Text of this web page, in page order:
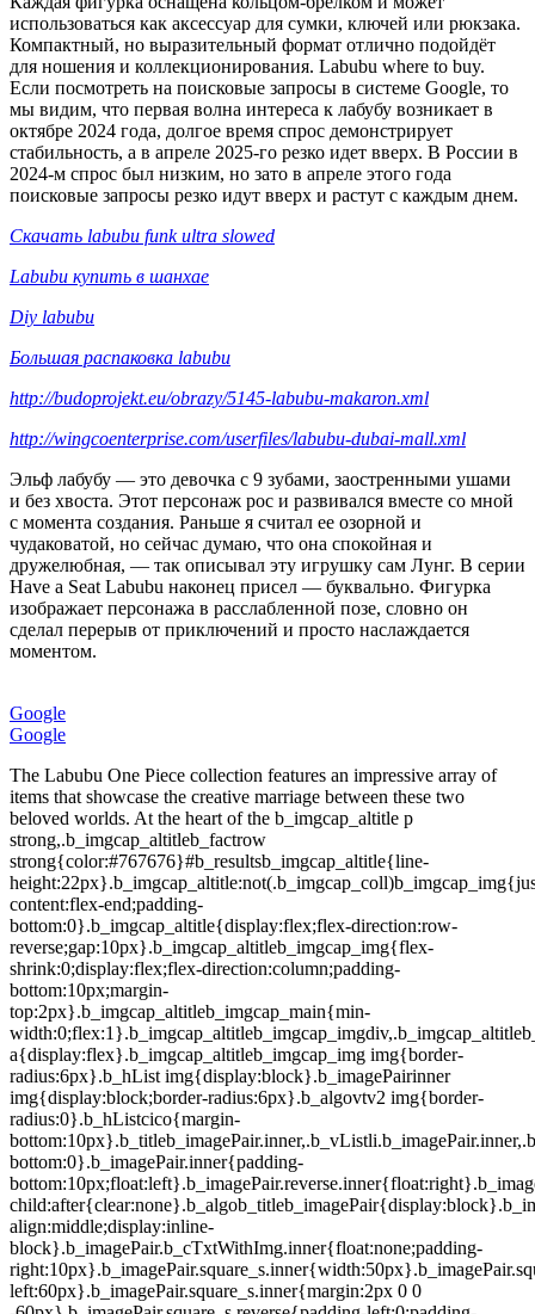
использоваться как аксессуар для сумки, ключей или рюкзака.
Компактный, но выразительный формат отлично подойдёт
для ношения и коллекционирования. Labubu where to buy.
Если посмотреть на поисковые запросы в системе Google, то
мы видим, что первая волна интереса к лабубу возникает в
октябре 2024 года, долгое время спрос демонстрирует
стабильность, а в апреле 2025-го резко идет вверх. В России в
2024-м спрос был низким, но зато в апреле этого года
поисковые запросы резко идут вверх и растут с каждым днем.
Скачать labubu funk ultra slowed
Labubu купить в шанхае
Diy labubu
Большая распаковка labubu
http://budoprojekt.eu/obrazy/5145-labubu-makaron.xml
http://wingcoenterprise.com/userfiles/labubu-dubai-mall.xml
Эльф лабубу — это девочка с 9 зубами, заостренными ушами
и без хвоста. Этот персонаж рос и развивался вместе со мной
с момента создания. Раньше я считал ее озорной и
чудаковатой, но сейчас думаю, что она спокойная и
дружелюбная, — так описывал эту игрушку сам Лунг. В серии
Have a Seat Labubu наконец присел — буквально. Фигурка
изображает персонажа в расслабленной позе, словно он
сделал перерыв от приключений и просто наслаждается
моментом.
Google
Google
The Labubu One Piece collection features an impressive array of items that showcase the creative marriage between these two beloved worlds. At the heart of the b_imgcap_altitle p strong,.b_imgcap_altitleb_factrow strong{color:#767676}#b_resultsb_imgcap_altitle{line-height:22px}.b_imgcap_altitle:not(.b_imgcap_coll)b_imgcap_img{justify-content:flex-end;padding-bottom:0}.b_imgcap_altitle{display:flex;flex-direction:row-reverse;gap:10px}.b_imgcap_altitleb_imgcap_img{flex-shrink:0;display:flex;flex-direction:column;padding-bottom:10px;margin-top:2px}.b_imgcap_altitleb_imgcap_main{min-width:0;flex:1}.b_imgcap_altitleb_imgcap_imgdiv,.b_imgcap_altitleb_imgcap_img a{display:flex}.b_imgcap_altitleb_imgcap_img img{border-radius:6px}.b_hList img{display:block}.b_imagePairinner img{display:block;border-radius:6px}.b_algovtv2 img{border-radius:0}.b_hListcico{margin-bottom:10px}.b_titleb_imagePair.inner,.b_vListli.b_imagePair.inner,.b_hListb_imagePair.inner,.b_vPaneldiv.b_imagePair.inner,.b_gridListb_imagePair.inner,.b_captionb_imagePair.inner,.b_imagePair.inner.b_footnote,.b_poleContentb_imagePair.inner{padding-bottom:0}.b_imagePair.inner{padding-bottom:10px;float:left}.b_imagePair.reverse.inner{float:right}.b_imagePairb_imagePair:last-child:after{clear:none}.b_algob_titleb_imagePair{display:block}.b_imagePair.b_cTxtWithImg{vertical-align:middle;display:inline-block}.b_imagePair.b_cTxtWithImg.inner{float:none;padding-right:10px}.b_imagePair.square_s.inner{width:50px}.b_imagePair.square_s{padding-left:60px}.b_imagePair.square_s.inner{margin:2px 0 0 -60px}.b_imagePair.square_s.reverse{padding-left:0;padding-right:60px}.b_imagePair.square_s.reverse.inner{margin:2px -60px 0 0}.b_ci_image_overlay:hover{cursor:pointer}.insightsOverlay,#OverlayIFrame.b_mcOverlay.insightsOverlay{position:fixed;top:5%;left:5%;bottom:5%;right:5%;width:90%;height:90%;border:none;border-radius:15px;margin:0;padding:0;overflow:hidden;z-index:9;display:none}#OverlayMask,#OverlayMask.b_mcOverlay{z-index:8;background-color:#000;opacity:.6;position:fixed;top:0;left:0;width:100%;height:100%}POP MARTpopmart.com › us › pop-now › setПеревести этот результатPOP NOW:THE MONSTERS × One Piece Series 3 апр. 2025 г. · Actual product size and color may appear different due to lighting, display screen specifications, photography style and other factors. Display.iacfmiacf_head{display:flex;align-items:center;gap:var(--acf-spacing-s);text-decoration-color:var(--acf-color-fore-on-accent-alt-secondary,var(--acf-fore-on-accent-alt-secondary));box-sizing:border-box;margin-bottom:var(--acf-spacing-xs)}.iacfmiacf_head span{flex:1 1 0;white-space:nowrap;text-overflow:ellipsis;overflow:hidden;color:var(--acf-color-fore-on-accent-alt-secondary,var(--acf-fore-on-accent-alt-secondary));font:var(--acf-font-title-1-strong)}.iacfmiacf_head div{display:flex;height:22px;width:22px;justify-content:center;align-items:center;transition:background 300ms ease-out;margin-right:-3px;border-radius:var(--mai-smtc-corner-list-card-nested-default);overflow:hidden}.iacfmiacf_headiacf_chv{color:var(--acf-color-fore-on-accent-alt-secondary,var(--acf-fore-on-accent-alt-secondary))}[dir=rtl]iacfmiacf_head svg{transform:scaleX(-1)}#b_contentiacfic.mmkiaacfiacfmitimgInfo{font:var(--bing-smtc-text-global-body3-strong)}#b_contentiacfic.mmkiaacfiacf_crsl[data-wptds-carousel]div[data-wptds-carousel-scroll-container]{padding-bottom:52px}#b_contentiacfic.mmkiaacfiacfmit{box-sizing:initial;padding-bottom:52px}#b_contentiacfic.mmkiaacfiacfmitimgInfo{color:var(--acf-color-fore-neutral-primary);text-overflow:ellipsis;display:-webkit-box;-webkit-line-clamp:2;-webkit-box-orient:vertical;align-self:stretch;padding:0 var(--acf-spacing-2xs);overflow:hidden}#b_contentiacfic.mmkiaacfiacfmit a{text-decoration-color:var(--acf-color-fore-on-accent-alt-secondary)}#b_contentiacfic.mmkiaacfiacfimgc{padding-bottom:var(--acf-spacing-xs)}#b_contentacfImgAnssalink,#b_contentacfImgAnsiasalink{text-align:center;display:block;padding-bottom:var(--acf-spacing-m)}#b_contentacfImgAnsiasabt,#b_contentacfImgAnsiaExp_chevron{height:initial;border-radius:var(--smtc-corner-circular);background:var(--acf-color-fill-accent-alt-primary);display:inline-block;position:relative;top:0;box-shadow:initial}#b_contentacfImgAnsiasatxt{font:var(--bing-smtc-text-global-caption1-strong);color:var(--acf-color-fore-on-accent-alt-primary);padding:var(--acf-spacing-xs) var(--acf-spacing-s);display:flex;gap:var(--acf-spacing-xs);justify-content:center;align-items:center}#b_contentacfImgAnssalink::before,#b_contentacfImgAnsiasalink::before{border-bottom:1px solid var(--acf-color-stroke-neutral-decorative);width:100%;display:block;content:;top:18px;position:relative}#b_contentacfImgAnssvg{vertical-align:top}#b_contentacfImgAnssvgpath{fill:var(--acf-color-fore-on-accent-alt-primary)}#b_contentacfImgAnsiachevron,#b_contentacfImgAnssvgicon{width:12px;height:12px;margin-left:0;position:relative;top:0}html[dir=rtl] #b_contentacfImgAnsiachevron,html[dir=rtl] #b_contentacfImgAnssvgicon{transform:scaleX(-1)}#b_contentacfImgAnsrel_ent_w a.rel_ent{border:1px solid var(--acf-stroke-neutral-decorative)}#b_contentacfImgAnsiaheaderiacf_head{text-decoration-color:var(--acf-color-fore-on-accent-alt-secondary)}#b_contentacfImgAnsiaheaderiacf_head span,#b_contentacfImgAnsiaheaderiacf_head svg{color:var(--acf-color-fore-neutral-primary)}#b_contentiacfic.mmkiaacfiacf_plancico{border-radius:var(--smtc-corner-card-rest)}#b_contentiacfic.mmkiaacfiacf_plancico img{border-radius:var(--smtc-corner-card-rest)}#b_contentiacfic.mmkiaacf{overflow:visible;padding:0}#b_contentiacfic.mmkiaacfiacf_crsl[data-wptds-carousel]{margin:0;padding-bottom:var(--acf-spacing-m)}#b_contentiacfic.mmkiaacfiacf_crsl[data-wptds-carousel] [data-wptds-carousel-controls]{ --wptds-carousel-control-opacity:1}#b_contentiacfic.mmkiaacfiacf_crsl[data-wptds-carousel]div{padding:0}#b_contentiacfic.mmkiaacfiacf_crsl[data-wptds-carousel] [data-direction=end]{margin-right:-22px}#b_contentiacfic.mmkiaacfiacf_crsl[data-wptds-carousel] [data-direction=end] svg{transform:scaleX(-1)}#b_contentiacfic.mmkiaacfiacf_crsl[data-wptds-carousel] [data-direction=start]{margin-left:-22px}#b_contentiacfic.mmkiaacfiacf_crsl[data-wptds-carousel] [data-direction=start] svg{transform:scaleX(1)}#b_contentiacfic.mmkiaacfiacf_crsl[data-wptds-carousel] button{background:var(--acf-color-back-neutral-primary);box-shadow:var(--acf-elevation-3);width:36px;border-radius:var(--mai-smtc-corner-list-card-nested-default)}#b_contentiacfic.mmkiaacfiacf_crsl[data-wptds-carousel] button:hover{background:var(--acf-color-back-neutral-secondary)}#b_contentiacfic.mmkiaacfiacf_crsl[data-wptds-carousel] button:active{background:var(--acf-color-back-neutral-tertiary)}#b_contentiacfic.mmkiaacfiacf_crsl[data-wptds-carousel] button svg{transition:initial}#b_contentiacfic.mmkiaacfiacf_crsl[data-wptds-carousel] button svg path{fill:var(--acf-color-fore-neutral-secondary)}#b_contentiacfic.mmkiaacfiacfmit{position:absolute}#b_contentiacfic.mmkiaacfiacfimgc{margin:auto}#b_contentb_ans.b_imgansacf{padding:0 !important}#b_contentb_ans.b_top.b_imgansacf{background-color:initial !important}#b_contentacfImgAnsiaheaderiacf_head{gap:0;padding:var(--acf-spacing-m) 0;display:flex;align-items:center;box-sizing:border-box}#b_contentacfImgAnsiaheaderiacf_head:hover{text-decoration:none}#b_contentacfImgAnsiaheaderiacf_head:hover span{text-decoration:underline}#b_contentacfImgAnsiaheaderiacf_head:hoveriacf_chv{background:initial}#b_contentacfImgAnsiaheaderiacf_head div{display:flex;align-items:center;transition:background 300ms ease-out;margin-right:-3px;border-radius:var(--mai-smtc-corner-list-card-nested-default);overflow:hidden;color:var(--acf-color-fore-neutral-tertiary)}#b_contentacfImgAnsiaheaderiacf_head span{width:initial;flex:none;font:var(--bing-smtc-text-global-subtitle1-strong);padding-inline-start:var(--acf-spacing-l)}#b_contentacfImgAnsiaheaderiacf_headiacf_chv{width:22px;justify-content:center;height:22px}#b_contentacfImgAnsrel_ent_w{margin-top:0}#b_contentacfImgAnsrel_ent_wb_slideexp{margin:0}#b_contentacfImgAnsrel_ent_wbtn.rounded{top:initial;margin-top:1px}#b_contentacfImgAnsrel_ent_wbtn.next{right:-14px}#b_contentacfImgAnsrel_ent_wcrdiv{width:36px;height:38px;border-radius:var(--mai-smtc-corner-list-card-nested-default);background:var(--acf-color-page-neutral-secondary);box-shadow:var(--acf-elevation-3);border:initial}#b_contentacfImgAnsrel_ent_wcrdiv:after{margin-inline-start:2px;top:0}#b_contentacfImgAnsrel_ent_wb_viewport{padding-top:0;margin-left:0;padding-left:0}#b_contentacfImgAnsrel_ent_wb_viewportslide{height:38px;margin-left:0;margin-inline-end:var(--acf-spacing-xs)}#b_contentacfImgAnsrel_ent_w a.rel_ent{border-radius:var(--smtc-corner-circular);background:var(--acf-color-back-neutral-primary);padding-left:0;height:38px}#b_contentacfImgAnsrel_ent_w a.rel_ent:hover{background:var(--acf-color-back-neutral-secondary)}#b_contentacfImgAnsrel_ent_w a.rel_ent:active{background:var(--acf-color-back-neutral-tertiary)}#b_contentacfImgAnsrel_ent_wcico{margin:var(--acf-spacing-2xs) var(--acf-spacing-xs) var(--acf-spacing-2xs) var(--acf-spacing-2xs)}#b_contentacfImgAnsrel_ent_wrel_ent_tw{font:var(--bing-smtc-text-global-caption1-strong)}#b_contentacfImgAnsrel_ent_wrel_ent_c{padding-left:0}#b_contentacfImgAnsrel_ent_wb_slidebar{padding-inline-start:var(--acf-spacing-l)}#b_contentacfImgAnsrel_ent_wrel_ent_crel_ent:first-child{margin-inline-start:var(--acf-spacing-l);align-items:center}html[dir=rtl] #b_contentacfImgAnsiaheaderiacf_head svg{transform:scaleX(-1)}html[dir=rtl] #b_contentacfImgAnsiacf_crsl[data-wptds-carousel] [data-direction=end]{transform:scaleX(-1)}html[dir=rtl] #b_contentacfImgAnsiacf_crsl[data-wptds-carousel] [data-direction=start]{transform:scaleX(-1)}.iacfmiacfmit a:focus img{outline:3px dotted #1aebff;outline-offset:-5px}.iacfmiacfmitcico{position:relative}.iacfmiacfmitcico::after{content:;position:absolute;left:0;top:0;width:100%;height:100%;background:rg